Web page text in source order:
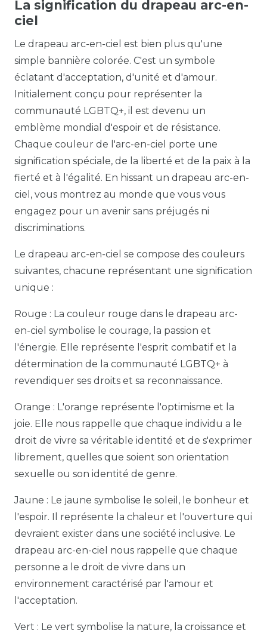
La signification du drapeau arc-en-
ciel
Le drapeau arc-en-ciel est bien plus qu'une
simple bannière colorée. C'est un symbole
éclatant d'acceptation, d'unité et d'amour.
Initialement conçu pour représenter la
communauté LGBTQ+, il est devenu un
emblème mondial d'espoir et de résistance.
Chaque couleur de l'arc-en-ciel porte une
signification spéciale, de la liberté et de la paix à la
fierté et à l'égalité. En hissant un drapeau arc-en-
ciel, vous montrez au monde que vous vous
engagez pour un avenir sans préjugés ni
discriminations.
Le drapeau arc-en-ciel se compose des couleurs
suivantes, chacune représentant une signification
unique :
Rouge : La couleur rouge dans le drapeau arc-
en-ciel symbolise le courage, la passion et
l'énergie. Elle représente l'esprit combatif et la
détermination de la communauté LGBTQ+ à
revendiquer ses droits et sa reconnaissance.
Orange : L'orange représente l'optimisme et la
joie. Elle nous rappelle que chaque individu a le
droit de vivre sa véritable identité et de s'exprimer
librement, quelles que soient son orientation
sexuelle ou son identité de genre.
Jaune : Le jaune symbolise le soleil, le bonheur et
l'espoir. Il représente la chaleur et l'ouverture qui
devraient exister dans une société inclusive. Le
drapeau arc-en-ciel nous rappelle que chaque
personne a le droit de vivre dans un
environnement caractérisé par l'amour et
l'acceptation.
Vert : Le vert symbolise la nature, la croissance et